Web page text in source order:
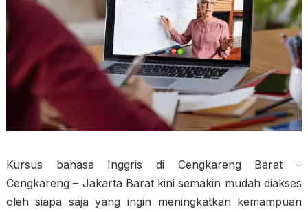
Kursus bahasa Inggris di Cengkareng Barat –
Cengkareng – Jakarta Barat kini semakin mudah diakses
oleh siapa saja yang ingin meningkatkan kemampuan